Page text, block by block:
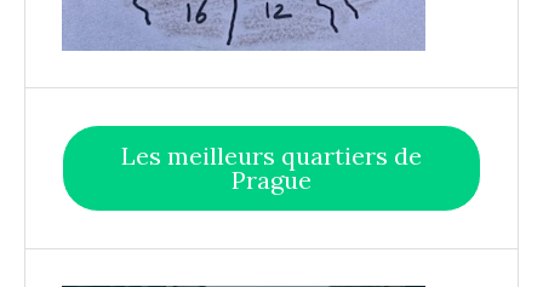
Les meilleurs quartiers de
Prague